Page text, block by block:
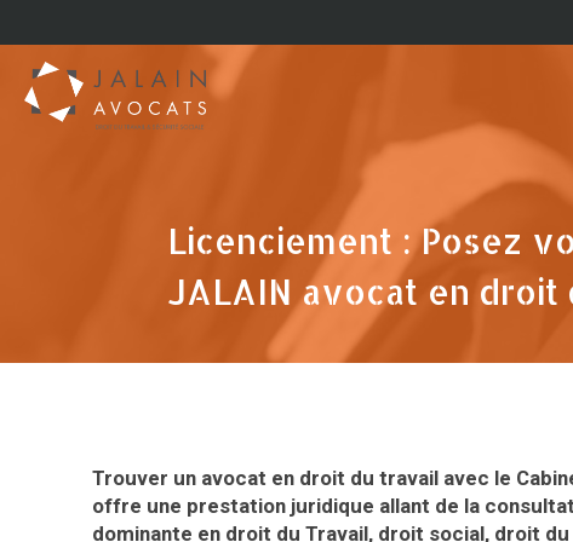
Licenciement : Posez
JALAIN avocat en
Trouver un avocat en droit du travail avec le
offre une prestation juridique allant de la
dominante en droit du Travail, droit social, droit